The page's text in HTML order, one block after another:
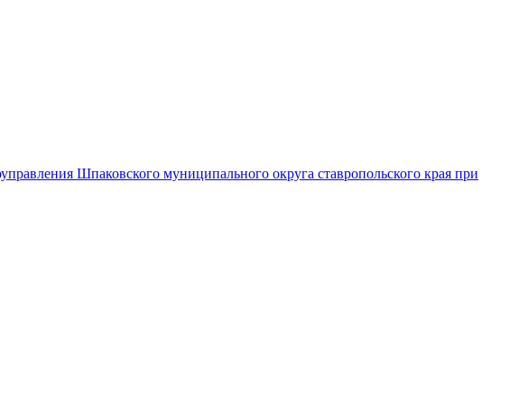
Шпаковского муниципального округа ставропольского края при